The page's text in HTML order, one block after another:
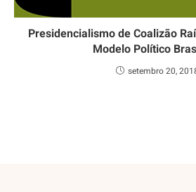
Presidencialismo de Coalizão
Modelo Político
setembro 20,